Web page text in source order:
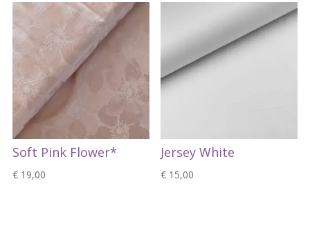
Soft Pink Flower*
€19,00
Jersey White
€ 15,00